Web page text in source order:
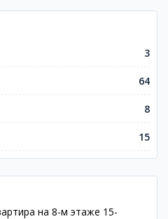
3
64
8
15
на 8-м этаже 15-